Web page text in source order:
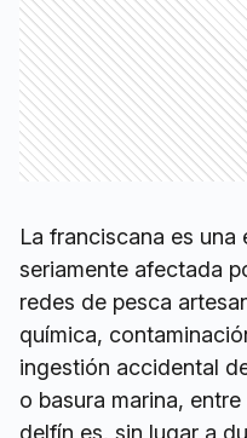
La franciscana es una
seriamente afectada
redes de pesca
química,
ingestión accidental
o basura marina,
delfín es, sin lugar a